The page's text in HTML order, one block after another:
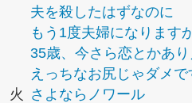
夫を殺したはずなのに
もう1度夫婦になります
35歳、今さら恋とかあ
えっちなお尻じゃダメで
火
さよならノワール